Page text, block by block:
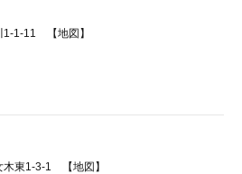
1-1-11
【地図】
木東1-3-1
【地図】